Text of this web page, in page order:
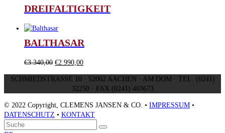
€4.600,00€3.590,00.
DREIFALTIGKEIT
BALTHASAR
€3.340,00 Ursprünglicher
war:
€3.340,00
€2.990,00Aktueller
ist:
€2.990,00.
SCHMIEDSTRASSE 10 · 52062 AACHEN · AM DOM · TEL. (0241)
32250 · FAX (0241) 403673
© 2022 Copyright, CLEMENS JANSEN & CO. • IMPRESSUM •
DATENSCHUTZ • KONTAKT
An
Suche
Senden